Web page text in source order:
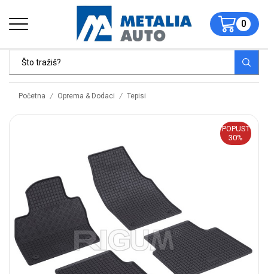
0
Početna / Oprema & Dodaci / Tepisi
POPUST
30%